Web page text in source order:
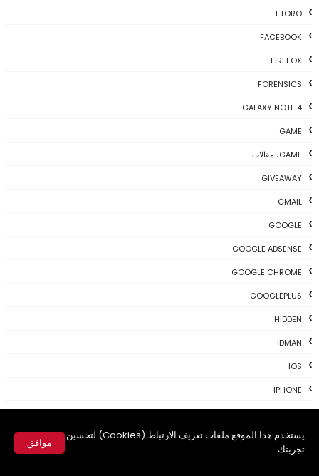
يستخدم هذا الموقع ملفات تعريف الارتباط (Cookies) لتحسين
تجربتك.
موافق
ETORO
FACEBOOK
FIREFOX
FORENSICS
GALAXY NOTE 4
GAME
GAME، مقالات
GIVEAWAY
GMAIL
GOOGLE
GOOGLE ADSENSE
GOOGLE CHROME
GOOGLEPLUS
HIDDEN
IDMAN
IOS
IPHONE
LINUX